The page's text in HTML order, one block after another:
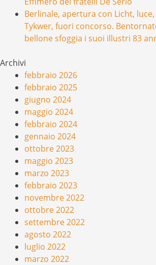
Berlinale, apertura con Licht,
Tykwer, fuori concorso.
bellone sfoggia i suoi illustri 83
Archivi
febbraio 2026
febbraio 2025
giugno 2024
maggio 2024
febbraio 2024
gennaio 2024
ottobre 2023
maggio 2023
marzo 2023
febbraio 2023
novembre 2022
ottobre 2022
settembre 2022
agosto 2022
luglio 2022
marzo 2022